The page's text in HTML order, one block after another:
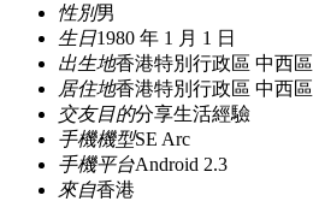
性別男
生日1980 年 1 月 1 日
出生地香港特別行政區 中西區
居住地香港特別行政區 中西區
交友目的分享生活經驗
手機機型SE Arc
手機平台Android 2.3
來自香港